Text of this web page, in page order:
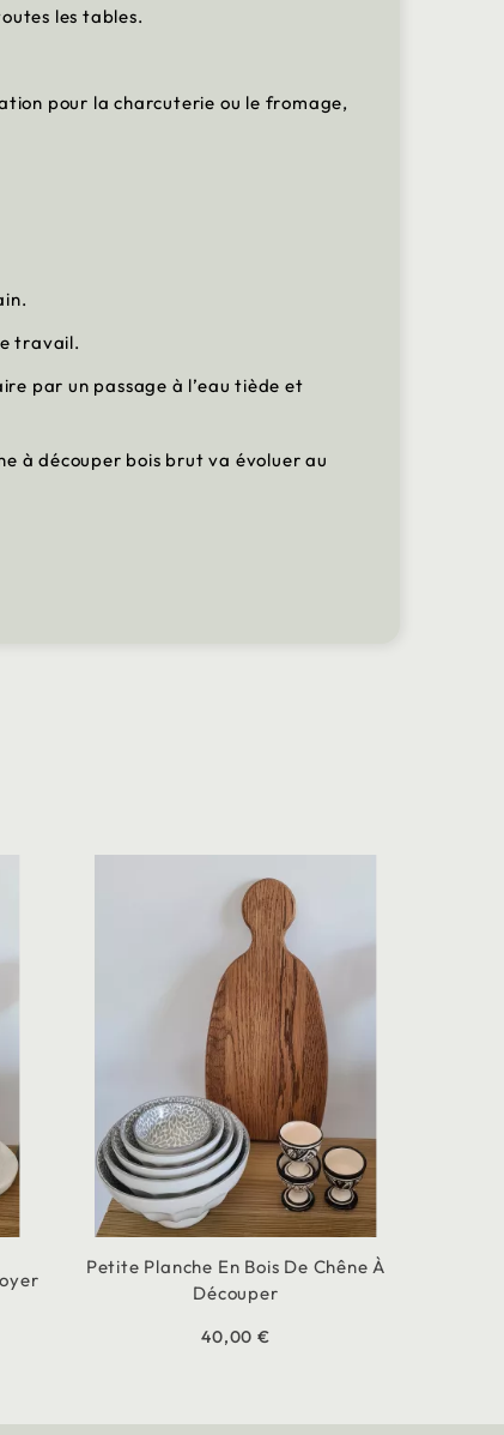
les tables.
pour la charcuterie ou le fromage,
travail.
par un passage à l’eau tiède et
à découper bois brut va évoluer au
Petite Planche En Bois De Chêne À
Découper
40,00 €